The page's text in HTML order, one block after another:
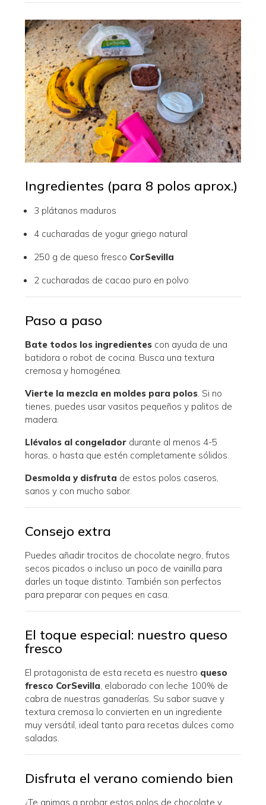
Ingredientes (para 8 polos aprox.)
3 plátanos maduros
4 cucharadas de yogur griego natural
250 g de queso fresco CorSevilla
2 cucharadas de cacao puro en polvo
Paso a paso
Bate todos los ingredientes con ayuda de una
batidora o robot de cocina. Busca una textura
cremosa y homogénea.
Vierte la mezcla en moldes para polos . Si no
tienes, puedes usar vasitos pequeños y palitos de
madera.
Llévalos al congelador durante al menos 4-5
horas, o hasta que estén completamente sólidos.
Desmolda y disfruta de estos polos caseros,
sanos y con mucho sabor.
Consejo extra
Puedes añadir trocitos de chocolate negro, frutos
secos picados o incluso un poco de vainilla para
darles un toque distinto. También son perfectos
para preparar con peques en casa.
El toque especial: nuestro queso
fresco
El protagonista de esta receta es nuestro queso
fresco CorSevilla , elaborado con leche 100% de
cabra de nuestras ganaderías. Su sabor suave y
textura cremosa lo convierten en un ingrediente
muy versátil, ideal tanto para recetas dulces como
saladas.
Disfruta el verano comiendo bien
¿Te animas a probar estos polos de chocolate y